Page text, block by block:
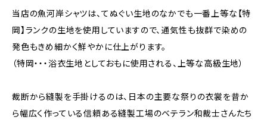
当店の魚河岸シャツは、てぬぐい生地のなかでも一番上等な【特
岡】ランクの生地を使用していますので、通気性も抜群で染めの
発色もきめ細かく鮮やかに仕上がります。
（特岡・・・浴衣生地としておもに使用される、上等な高級生地）
裁断から縫製を手掛けるのは、日本の主要な祭りの衣裳を昔か
ら幅広く作っている信頼ある縫製工場のベテラン和裁士さんたち